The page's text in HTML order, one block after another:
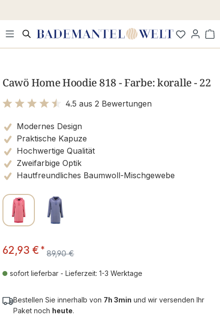
Cawö Home Hoodie 818 - Farbe: koralle - 22
4.5 aus 2 Bewertungen
Modernes Design
Praktische Kapuze
Hochwertige Qualität
Zweifarbige Optik
Hautfreundliches Baumwoll-Mischgewebe
62,93 € * 89,90 €
sofort lieferbar - Lieferzeit: 1-3 Werktage
Bestellen Sie innerhalb von 7h 3min und wir versenden Ihr
Paket noch heute.